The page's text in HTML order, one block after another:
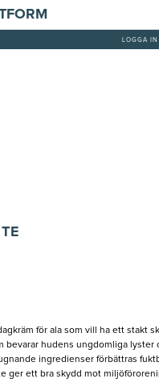
LOGGA IN
för ala som vill ha ett stakt
bevarar hudens ungdomliga lyster
ingredienser förbättras
ger ett bra skydd mot